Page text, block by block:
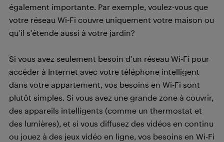
également importante. Par exemple, voulez-vous que
votre réseau Wi-Fi couvre uniquement votre maison ou
qu’il s’étende aussi à votre jardin?
Si vous avez seulement besoin d’un réseau Wi-Fi pour
accéder à Internet avec votre téléphone intelligent
dans votre appartement, vos besoins en Wi-Fi sont
plutôt simples. Si vous avez une grande zone à couvrir,
des appareils intelligents (comme un thermostat et
des lumières), et si vous diffusez des vidéos en continu
ou jouez à des jeux vidéo en ligne, vos besoins en Wi-Fi